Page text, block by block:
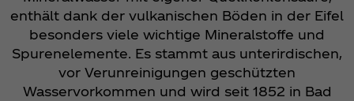
enthält dank der vulkanischen Böden in der Eifel
besonders viele wichtige Mineralstoffe und
Spurenelemente. Es stammt aus unterirdischen,
vor Verunreinigungen geschützten
Wasservorkommen und wird seit 1852 in Bad